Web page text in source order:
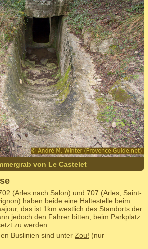
von Le Castelet
(Arles nach Salon) und 707 (Arles, Saint-
haben beide eine Haltestelle beim
, das ist 1km westlich des Standorts der
jedoch den Fahrer bitten, beim Parkplatz
zu werden.
Buslinien sind unter Zou! (nur